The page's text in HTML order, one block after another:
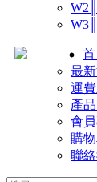
最
運
產
會
購
聯